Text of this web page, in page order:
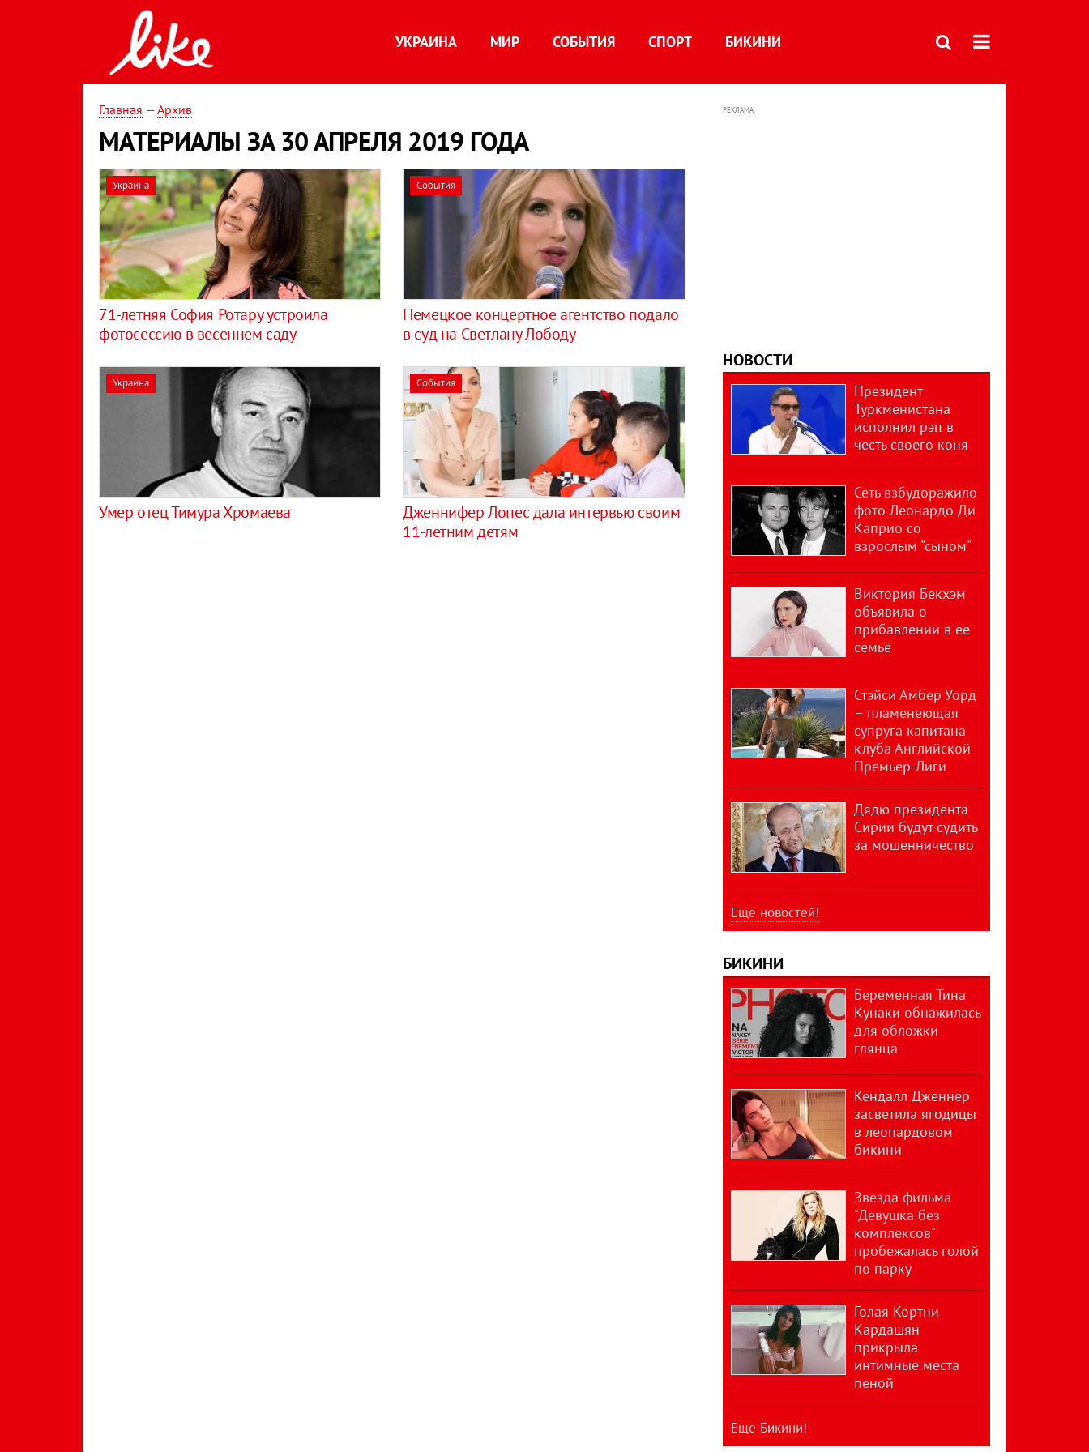
УКРАИНА МИР СОБЫТИЯ СПОРТ БИКИНИ
Главная —Архив
МАТЕРИАЛЫ ЗА 30 АПРЕЛЯ 2019 ГОДА
Украина
71-летняя София Ротару устроила
фотосессию в весеннем саду
События
​Немецкое концертное агентство подало
в суд на Светлану Лободу
Украина
Умер отец Тимура Хромаева
События
Дженнифер Лопес дала интервью своим
11-летним детям
РЕКЛАМА
НОВОСТИ
Президент
Туркменистана
исполнил рэп в
честь своего коня
Сеть взбудоражило
фото Леонардо Ди
Каприо со
взрослым "сыном"
Виктория Бекхэм
объявила о
прибавлении в ее
семье
Стэйси Амбер Уорд
– пламенеющая
супруга капитана
клуба Английской
Премьер-Лиги
Дядю президента
Сирии будут судить
за мошенничество
Еще новостей!
БИКИНИ
Беременная Тина
Кунаки обнажилась
для обложки
глянца
Кендалл Дженнер
засветила ягодицы
в леопардовом
бикини
Звезда фильма
"Девушка без
комплексов"
пробежалась голой
по парку
Голая Кортни
Кардашян
прикрыла
интимные места
пеной
Еще Бикини!